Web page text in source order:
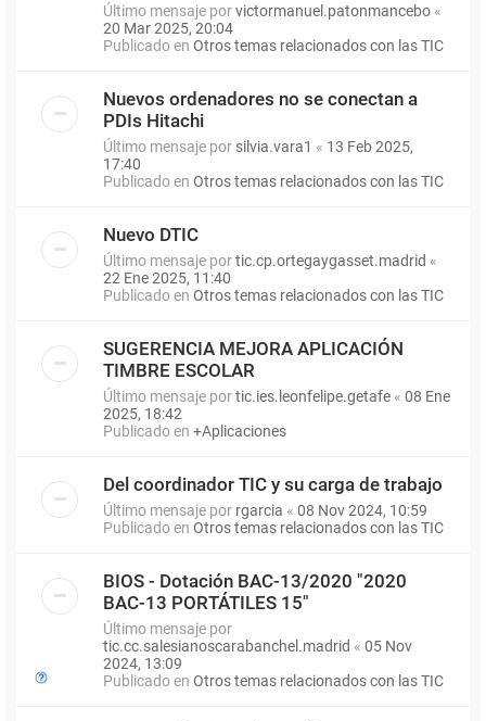
Último mensaje porvictormanuel.patonmancebo «
20 Mar 2025, 20:04
Publicado en Otros temas relacionados con las TIC
Nuevos ordenadores no se conectan a
PDIs Hitachi
Último mensaje por silvia.vara1 « 13 Feb 2025,
17:40
Publicado en Otros temas relacionados con las TIC
Nuevo DTIC
Último mensaje portic.cp.ortegaygasset.madrid «
22 Ene 2025, 11:40
Publicado en Otros temas relacionados con las TIC
SUGERENCIA MEJORA APLICACIÓN
TIMBRE ESCOLAR
Último mensaje portic.ies.leonfelipe.getafe « 08 Ene
2025, 18:42
Publicado en +Aplicaciones
Del coordinador TIC y su carga de trabajo
Último mensaje por rgarcia « 08 Nov 2024, 10:59
Publicado en Otros temas relacionados con las TIC
BIOS - Dotación BAC-13/2020 "2020
BAC-13 PORTÁTILES 15"
Último mensaje por
tic.cc.salesianoscarabanchel.madrid « 05 Nov
2024, 13:09
Publicado en Otros temas relacionados con las TIC